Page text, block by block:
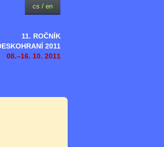
11. ROČNÍK
2011
08.–16. 10. 2011
cs / en